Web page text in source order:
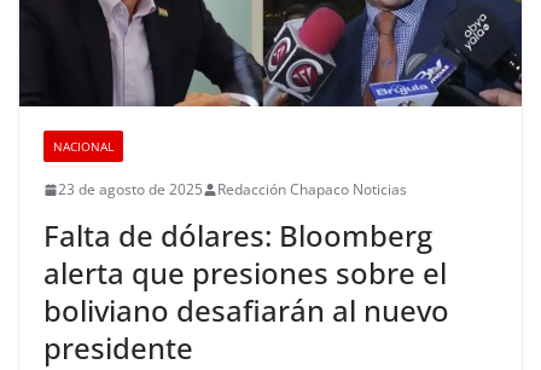
NACIONAL
23 de agosto de 2025 Redacción Chapaco Noticias
Falta de dólares: Bloomberg
alerta que presiones sobre el
boliviano desafiarán al nuevo
presidente